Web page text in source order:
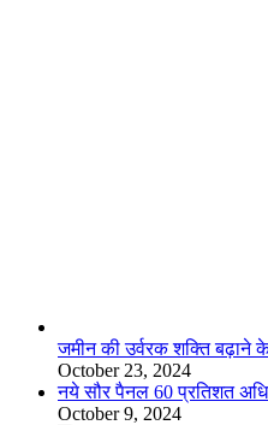
जमीन की उर्वरक शक्ति बढ़ाने
October 23, 2024
नये सौर पैनल 60 प्रतिशत
October 9, 2024